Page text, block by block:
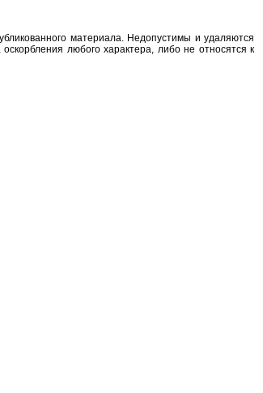
материала. Недопустимы и удаляются
любого характера, либо не относятся к